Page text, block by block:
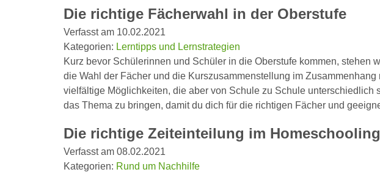
Die richtige Fächerwahl in der Oberstufe
Verfasst am 10.02.2021
Kategorien: Lerntipps und Lernstrategien
Kurz bevor Schülerinnen und Schüler in die Oberstufe kommen, stehen
die Wahl der Fächer und die Kurszusammenstellung im
vielfältige Möglichkeiten, die aber von Schule zu Schule unterschiedlich
das Thema zu bringen, damit du dich für die richtigen Fächer und
Die richtige Zeiteinteilung im Homeschooling
Verfasst am 08.02.2021
Kategorien: Rund um Nachhilfe